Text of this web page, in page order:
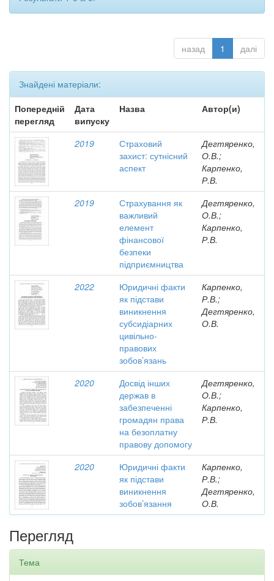
назад 1 далі
Знайдені матеріали:
Попередній
перегляд
Дата
випуску
Назва Автор(и)
2019
Страховий
захист: сутнісний
аспект
Дегтяренко,
О.В.;
Карпенко,
Р.В.
2019
Страхування як
важливий
елемент
фінансової
безпеки
підприємництва
Дегтяренко,
О.В.;
Карпенко,
Р.В.
2022
Юридичні факти
як підстави
виникнення
субсидіарних
цивільно-
правових
зобов’язань
Карпенко,
Р.В.;
Дегтяренко,
О.В.
2020
Досвід інших
держав в
забезпеченні
громадян права
на безоплатну
правову допомогу
Дегтяренко,
О.В.;
Карпенко,
Р.В.
2020
Юридичні факти
як підстави
виникнення
зобов’язання
Карпенко,
Р.В.;
Дегтяренко,
О.В.
Перегляд
Тема